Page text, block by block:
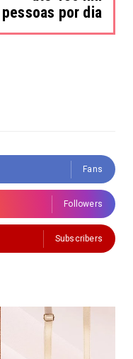
pessoas por dia
Fans
Followers
Subscribers